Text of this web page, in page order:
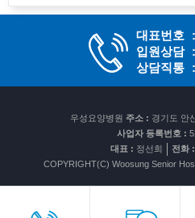
대표번호 :
입원상담 :
상담직통 :
우성요양병원 주소 : 경기도 안
사업자 등록번호 :
대표 : 정선희 전화 :
COPYRIGHT(C) Woosung Senior